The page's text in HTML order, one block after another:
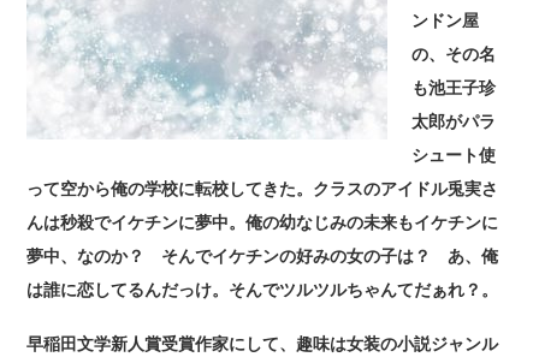
ンドン屋
の、その名
も池王子珍
太郎がパラ
シュート使
って空から俺の学校に転校してきた。クラスのアイドル兎実さ
んは秒殺でイケチンに夢中。俺の幼なじみの未来もイケチンに
夢中、なのか？ そんでイケチンの好みの女の子は？ あ、俺
は誰に恋してるんだっけ。そんでツルツルちゃんてだぁれ？。
早稲田文学新人賞受賞作家にして、趣味は女装の小説ジャンル